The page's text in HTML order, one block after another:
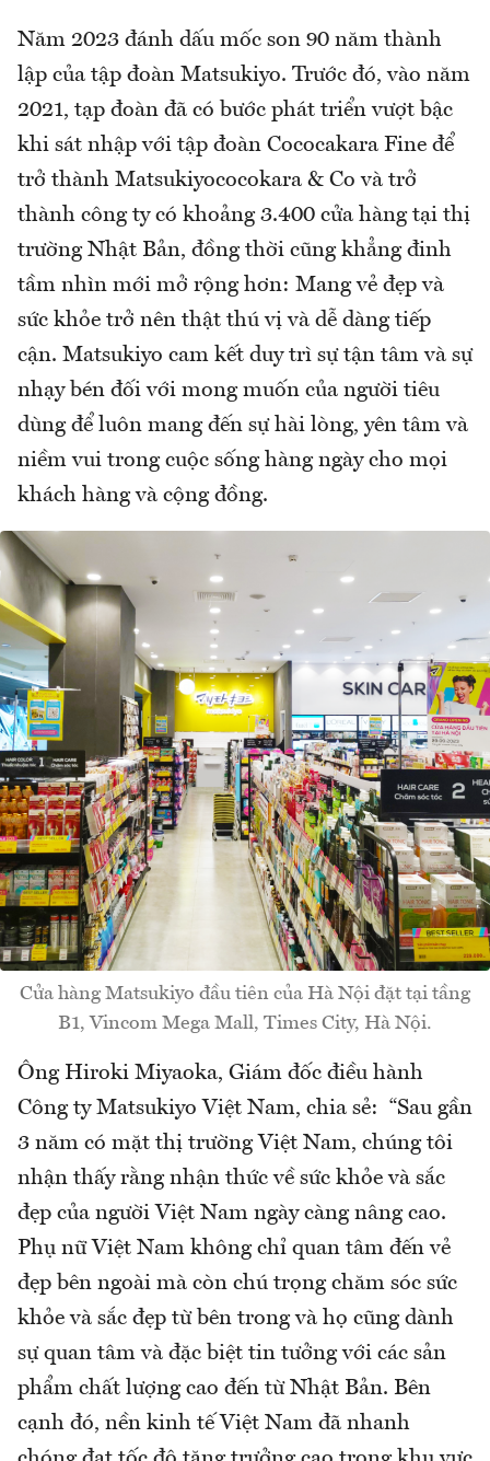
Năm 2023 đánh dấu mốc son 90 năm thành
lập của tập đoàn Matsukiyo. Trước đó, vào năm
2021, tạp đoàn đã có bước phát triển vượt bậc
khi sát nhập với tập đoàn Cococakara Fine để
trở thành Matsukiyococokara & Co và trở
thành công ty có khoảng 3.400 cửa hàng tại thị
trường Nhật Bản, đồng thời cũng khẳng đinh
tầm nhìn mới mở rộng hơn: Mang vẻ đẹp và
sức khỏe trở nên thật thú vị và dễ dàng tiếp
cận. Matsukiyo cam kết duy trì sự tận tâm và sự
nhạy bén đối với mong muốn của người tiêu
dùng để luôn mang đến sự hài lòng, yên tâm và
niềm vui trong cuộc sống hàng ngày cho mọi
khách hàng và cộng đồng.
Cửa hàng Matsukiyo đầu tiên của Hà Nội đặt tại tầng
B1, Vincom Mega Mall, Times City, Hà Nội.
Ông Hiroki Miyaoka, Giám đốc điều hành
Công ty Matsukiyo Việt Nam, chia sẻ: “Sau gần
3 năm có mặt thị trường Việt Nam, chúng tôi
nhận thấy rằng nhận thức về sức khỏe và sắc
đẹp của người Việt Nam ngày càng nâng cao.
Phụ nữ Việt Nam không chỉ quan tâm đến vẻ
đẹp bên ngoài mà còn chú trọng chăm sóc sức
khỏe và sắc đẹp từ bên trong và họ cũng dành
sự quan tâm và đặc biệt tin tưởng với các sản
phẩm chất lượng cao đến từ Nhật Bản. Bên
cạnh đó, nền kinh tế Việt Nam đã nhanh